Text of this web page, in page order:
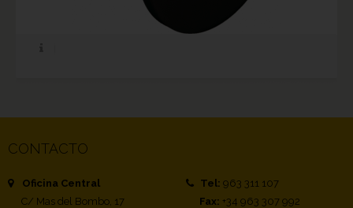
CONTACTO
Oficina Central
C/ Mas del Bombo, 17
Tel: 963 311 107
Fax: +34 963 307 992